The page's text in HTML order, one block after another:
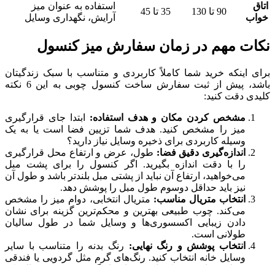
اتاق
خواب
90 تا 130 35 تا 45
استفاده به عنوان میز
آرایش، نگهداری وسایل
نکات مهم در زمان سفارش میز کنسول
برای اینکه خرید شما کاملاً کاربردی و متناسب با سبک زندگیتان
باشد، پیش از ثبت سفارش ساخت کنسول چوبی به این 6 نکته
کلیدی دقت کنید:
مشخص کردن مکان و هدف استفاده: ابتدا جای قرارگیری
میز را مشخص کنید. هدف شما تزیین فضا است یا به یک
وسیله کاربردی برای ذخیره وسایل نیاز دارید؟
اندازه‌گیری دقیق فضا: طول، عرض و ارتفاع محل قرارگیری
را با دقت اندازه بگیرید. اگر کنسول را برای پشت مبل
می‌خواهید، ارتفاع آن نباید از پشتی مبل بلندتر باشد و طول آن
نیز باید حداقل دو‌سوم طول مبل را پوشش دهد.
انتخاب متریال مناسب: متریال انتخابی، دوام میز را مشخص
می‌کند. چوب طبیعی بهترین و محکم‌ترین گزینه برای نشان
دادن زیبایی اکسسوری‌ها و وسایل شما در طول سالیان
طولانی است.
انتخاب پوشش و رنگ نهایی: رنگ بدنه را متناسب با سایر
وسایل خانه انتخاب کنید. رنگ‌های گرم مثل گردویی یا فندقی